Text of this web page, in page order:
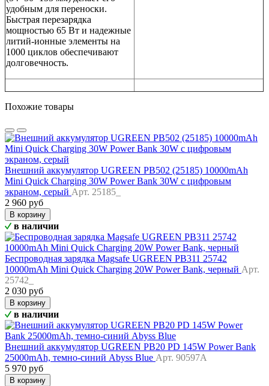
удобным для переноски.
Быстрая перезарядка
мощностью 65 Вт и надежные
литий-ионные элементы на
1000 циклов обеспечивают
долговечность.
Похожие товары
Внешний аккумулятор UGREEN PB502 (25185) 10000mAh
Mini Quick Charging 30W Power Bank 30W с цифровым
экраном, серый Арт. 25185_
2 960 руб
В корзину
в наличии
Беспроводная зарядка Magsafe UGREEN PB311 25742
10000mAh Mini Quick Charging 20W Power Bank, черный Арт.
25742_
2 030 руб
В корзину
в наличии
Внешний аккумулятор UGREEN PB20 PD 145W Power Bank
25000mAh, темно-синий Abyss Blue Арт. 90597A
5 970 руб
В корзину